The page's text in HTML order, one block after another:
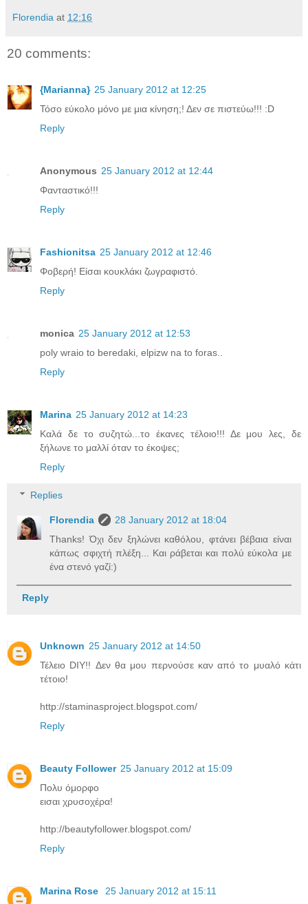
Florendia at 12:16
20 comments:
{Marianna} 25 January 2012 at 12:25
Τόσο εύκολο μόνο με μια κίνηση;! Δεν σε πιστεύω!!! :D
Reply
Anonymous 25 January 2012 at 12:44
Φανταστικό!!!
Reply
Fashionitsa 25 January 2012 at 12:46
Φοβερή! Είσαι κουκλάκι ζωγραφιστό.
Reply
monica 25 January 2012 at 12:53
poly wraio to beredaki, elpizw na to foras..
Reply
Marina 25 January 2012 at 14:23
Καλά δε το συζητώ...το έκανες τέλοιο!!! Δε μου λες, δε
ξήλωνε το μαλλί όταν το έκοψες;
Reply
Replies
Florendia
28 January 2012 at 18:04
Thanks! Όχι δεν ξηλώνει καθόλου, φτάνει βέβαια είναι
κάπως σφιχτή πλέξη... Και ράβεται και πολύ εύκολα με
ένα στενό γαζί:)
Reply
Unknown 25 January 2012 at 14:50
Τέλειο DIY!! Δεν θα μου περνούσε καν από το μυαλό κάτι
τέτοιο!
http://staminasproject.blogspot.com/
Reply
Beauty Follower 25 January 2012 at 15:09
Πολυ όμορφο
εισαι χρυσοχέρα!
http://beautyfollower.blogspot.com/
Reply
Marina Rose
25 January 2012 at 15:11